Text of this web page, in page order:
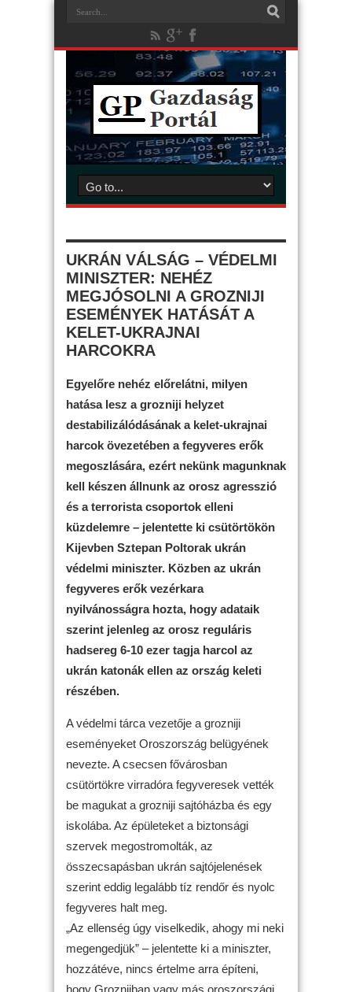
UKRÁN VÁLSÁG – VÉDELMI
MINISZTER: NEHÉZ
MEGJÓSOLNI A GROZNIJI
ESEMÉNYEK HATÁSÁT A
KELET-UKRAJNAI
HARCOKRA
Egyelőre nehéz előrelátni, milyen
hatása lesz a grozniji helyzet
destabilizálódásának a kelet-ukrajnai
harcok övezetében a fegyveres erők
megoszlására, ezért nekünk magunknak
kell készen állnunk az orosz agresszió
és a terrorista csoportok elleni
küzdelemre – jelentette ki csütörtökön
Kijevben Sztepan Poltorak ukrán
védelmi miniszter. Közben az ukrán
fegyveres erők vezérkara
nyilvánosságra hozta, hogy adataik
szerint jelenleg az orosz reguláris
hadsereg 6-10 ezer tagja harcol az
ukrán katonák ellen az ország keleti
részében.
A védelmi tárca vezetője a grozniji
eseményeket Oroszország belügyének
nevezte. A csecsen fővárosban
csütörtökre virradóra fegyveresek vették
be magukat a grozniji sajtóházba és egy
iskolába. Az épületeket a biztonsági
szervek megostromolták, az
összecsapásban ukrán sajtójelenések
szerint eddig legalább tíz rendőr és nyolc
fegyveres halt meg.
„Az ellenség úgy viselkedik, ahogy mi neki
megengedjük” – jelentette ki a miniszter,
hozzátéve, nincs értelme arra építeni,
hogy Groznijban vagy más oroszországi